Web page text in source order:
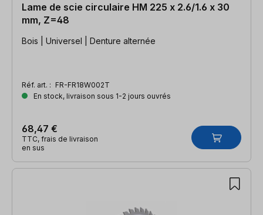
Lame de scie circulaire HM 225 x 2.6/1.6 x 30
mm, Z=48
Bois | Universel | Denture alternée
Réf. art. : FR-FR18W002T
En stock, livraison sous 1-2 jours ouvrés
68,47 €
TTC, frais de livraison
en sus